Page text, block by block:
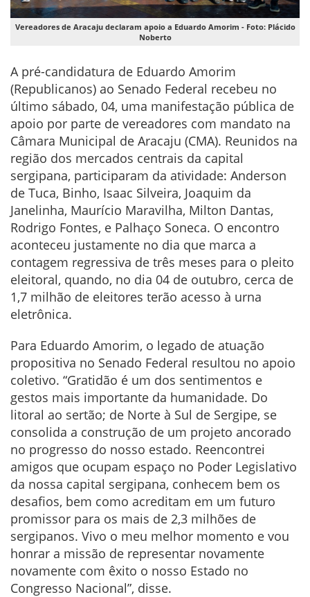
Vereadores de Aracaju declaram apoio a Eduardo Amorim - Foto: Plácido
Noberto
A pré-candidatura de Eduardo Amorim
(Republicanos) ao Senado Federal recebeu no
último sábado, 04, uma manifestação pública de
apoio por parte de vereadores com mandato na
Câmara Municipal de Aracaju (CMA). Reunidos na
região dos mercados centrais da capital
sergipana, participaram da atividade: Anderson
de Tuca, Binho, Isaac Silveira, Joaquim da
Janelinha, Maurício Maravilha, Milton Dantas,
Rodrigo Fontes, e Palhaço Soneca. O encontro
aconteceu justamente no dia que marca a
contagem regressiva de três meses para o pleito
eleitoral, quando, no dia 04 de outubro, cerca de
1,7 milhão de eleitores terão acesso à urna
eletrônica.
Para Eduardo Amorim, o legado de atuação
propositiva no Senado Federal resultou no apoio
coletivo. “Gratidão é um dos sentimentos e
gestos mais importante da humanidade. Do
litoral ao sertão; de Norte à Sul de Sergipe, se
consolida a construção de um projeto ancorado
no progresso do nosso estado. Reencontrei
amigos que ocupam espaço no Poder Legislativo
da nossa capital sergipana, conhecem bem os
desafios, bem como acreditam em um futuro
promissor para os mais de 2,3 milhões de
sergipanos. Vivo o meu melhor momento e vou
honrar a missão de representar novamente
novamente com êxito o nosso Estado no
Congresso Nacional”, disse.